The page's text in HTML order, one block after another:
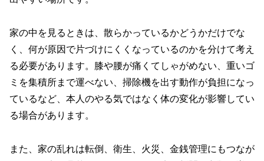
家の中を見るときは、散らかっているかどうかだけでな
く、何が原因で片づけにくくなっているのかを分けて考え
る必要があります。膝や腰が痛くてしゃがめない、重いゴ
ミを集積所まで運べない、掃除機を出す動作が負担になっ
ているなど、本人のやる気ではなく体の変化が影響してい
る場合があります。
また、家の乱れは転倒、衛生、火災、金銭管理にもつなが